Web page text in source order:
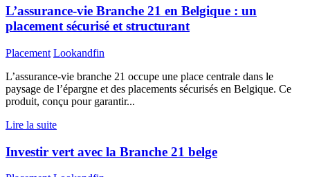
L’assurance-vie Branche 21 en Belgique : un
placement sécurisé et structurant
Placement Lookandfin
L’assurance-vie branche 21 occupe une place centrale dans le
paysage de l’épargne et des placements sécurisés en Belgique. Ce
produit, conçu pour garantir...
Lire la suite
Investir vert avec la Branche 21 belge